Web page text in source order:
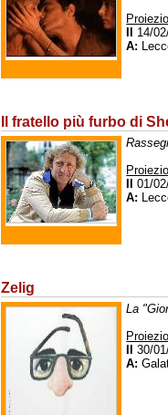
14/
A:
Il fratello più furbo di
01/
A:
Zelig
La
30/
A: